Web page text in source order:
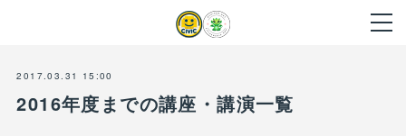
2017.03.31 15:00
2016年度までの講座・講演一覧